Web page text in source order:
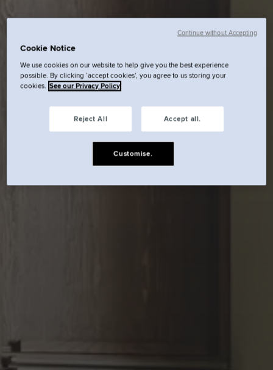
Cookie Notice
We use cookies on our website to help give you the best experience
possible. By clicking ‘accept cookies’, you agree to us storing your
cookies. See our Privacy Policy
Reject All Accept all.
Customise.
Continue without Accepting